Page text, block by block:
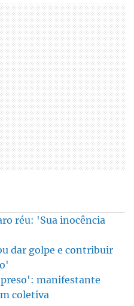
réu: 'Sua inocência
dar golpe e contribuir
manifestante
coletiva